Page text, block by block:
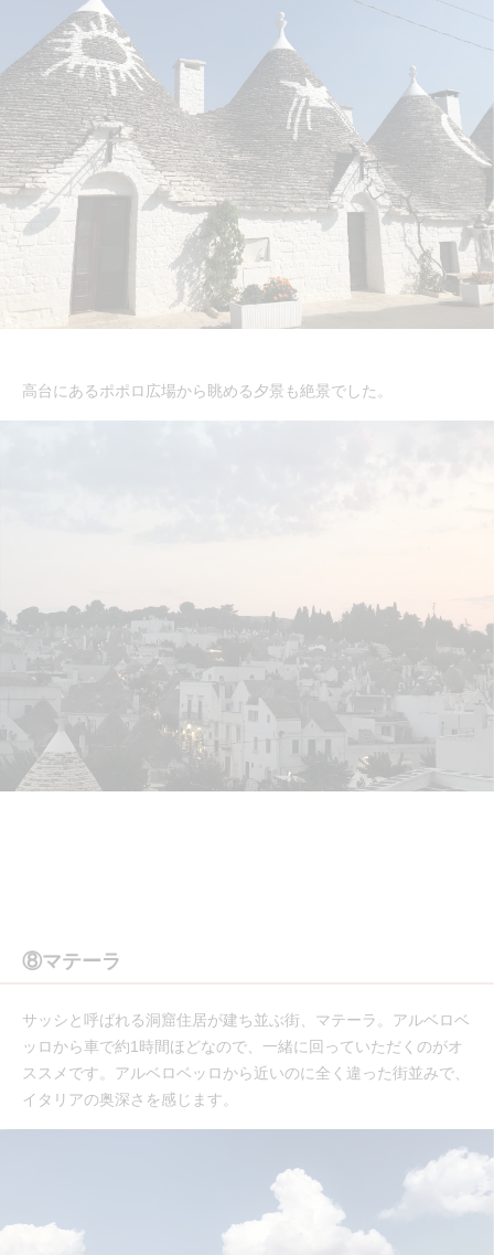
高台にあるポポロ広場から眺める夕景も絶景でした。
⑧マテーラ
サッシと呼ばれる洞窟住居が建ち並ぶ街、マテーラ。アルベロベ
ッロから車で約1時間ほどなので、一緒に回っていただくのがオ
ススメです。アルベロベッロから近いのに全く違った街並みで、
イタリアの奥深さを感じます。